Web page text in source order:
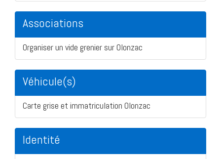
Associations
Organiser un vide grenier sur Olonzac
Véhicule(s)
Carte grise et immatriculation Olonzac
Identité